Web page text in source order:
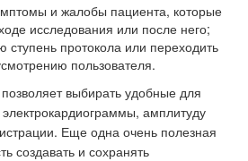
и жалобы пациента, которые
исследования или после него;
ступень протокола или переходить
пользователя.
выбирать удобные для
амплитуду
Еще одна очень полезная
создавать и сохранять